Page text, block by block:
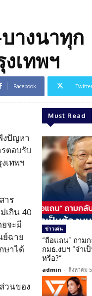
างนาทุก
เทพฯ
Facebook Twitter
งปัญหา
ตอบรับ
เทพฯ
าร
เกิน 40
จะมี
ย์ฉาย
ษาได้
วนของ
Must Read
ข่าวเด่น
“ถือแถน” ถาม
กมธ.งบฯ “จำ
หรือ?”
admin - สิงหาคม